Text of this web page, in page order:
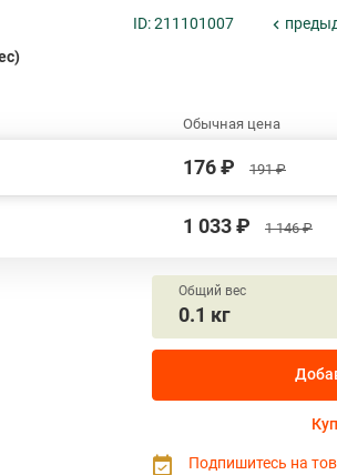
ID: 211101007
Обычная цена
176 ₽ 191 ₽
1 033 ₽ 1 146 ₽
Общий вес
0.1 кг
Подпишитесь на